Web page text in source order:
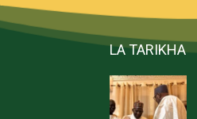
LA TARIKHA